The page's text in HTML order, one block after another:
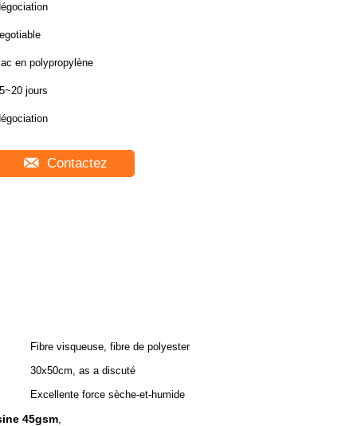
en polypropylène
jours
Contactez
Fibre visqueuse, fibre de polyester
30x50cm, as a discuté
Excellente force sèche-et-humide
45gsm,